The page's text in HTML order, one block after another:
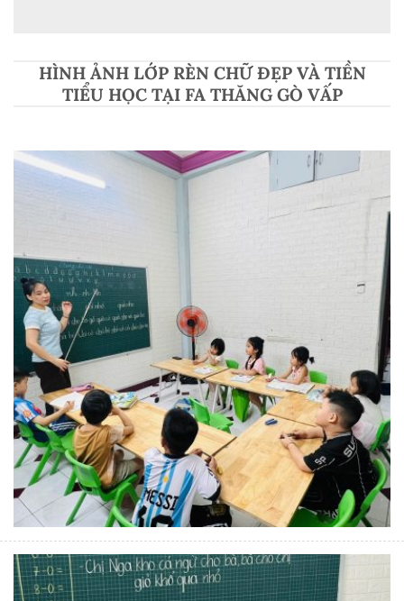
HÌNH ẢNH LỚP RÈN CHỮ ĐẸP VÀ TIỀN
TIỂU HỌC TẠI FA THĂNG GÒ VẤP